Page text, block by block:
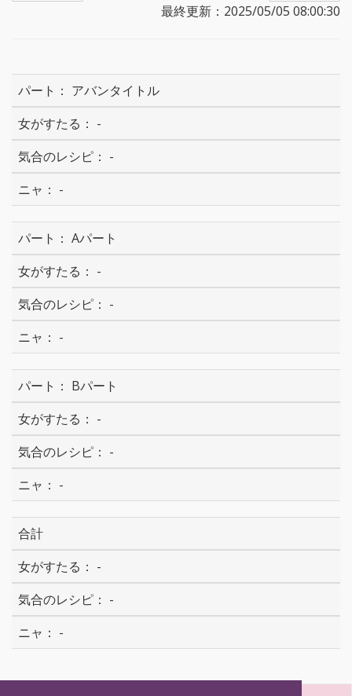
最終更新：2025/05/05 08:00:30
アバンタイトル
-
-
-
Aパート
-
-
-
Bパート
-
-
-
合計
-
-
-